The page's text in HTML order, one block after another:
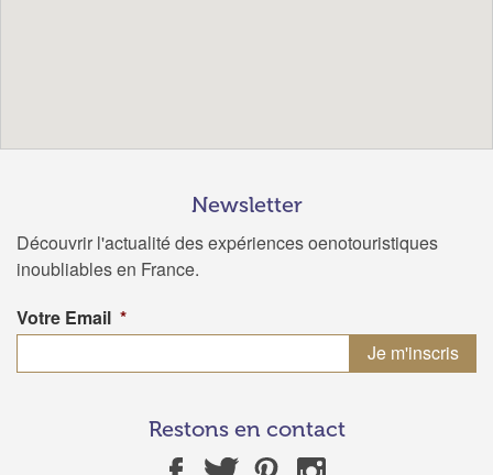
Newsletter
Découvrir l'actualité des expériences oenotouristiques
inoubliables en France.
Votre Email *
Restons en contact